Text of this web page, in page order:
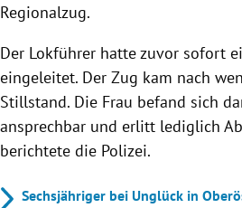
Regionalzug.
Der Lokführer hatte zuvor sofort
eingeleitet. Der Zug kam nach
Stillstand. Die Frau befand sich
ansprechbar und erlitt lediglich
berichtete die Polizei.
Sechsjähriger bei Unglück in